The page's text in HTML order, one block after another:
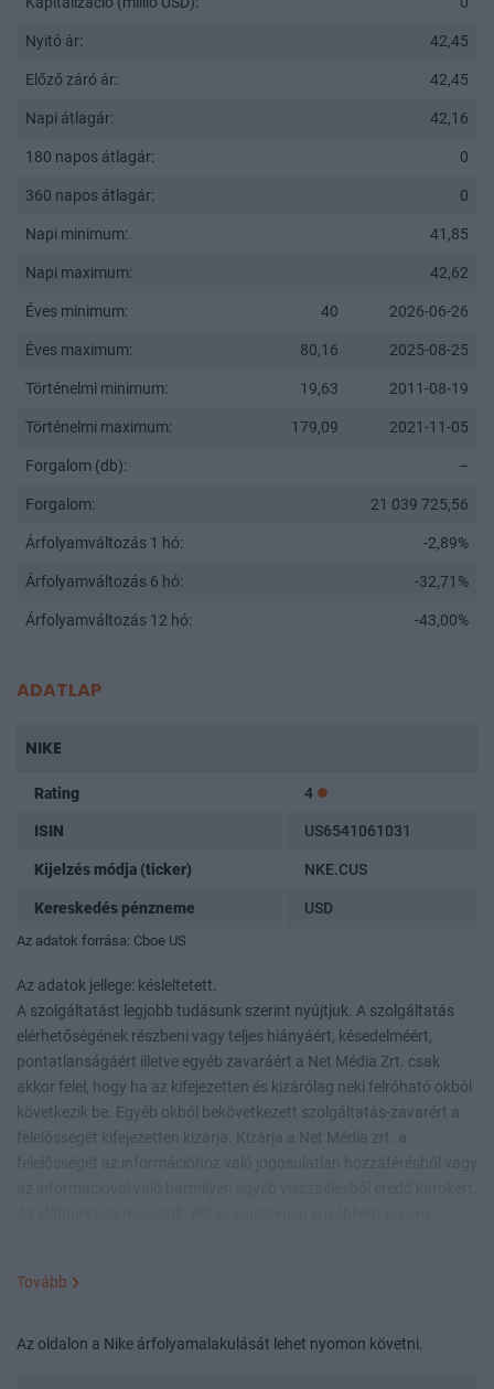
Nyitó ár: 42,45
Előző záró ár: 42,45
Napi átlagár: 42,16
180 napos átlagár: 0
360 napos átlagár: 0
Napi minimum: 41,85
Napi maximum: 42,62
Éves minimum: 40 2026-06-26
Éves maximum: 80,16 2025-08-25
Történelmi minimum: 19,63 2011-08-19
Történelmi maximum: 179,09 2021-11-05
Forgalom (db): –
Forgalom: 21 039 725,56
Árfolyamváltozás 1 hó: -2,89%
Árfolyamváltozás 6 hó: -32,71%
Árfolyamváltozás 12 hó: -43,00%
ADATLAP
NIKE
Rating
4
ISIN
US6541061031
Kijelzés módja (ticker) NKE.CUS
Kereskedés pénzneme USD
Az adatok forrása: Cboe US
Az adatok jellege: késleltetett.
A szolgáltatást legjobb tudásunk szerint nyújtjuk. A szolgáltatás
elérhetőségének részbeni vagy teljes hiányáért, késedelméért,
pontatlanságáért illetve egyéb zavaráért a Net Média Zrt. csak
akkor felel, hogy ha az kifejezetten és kizárólag neki felróható okból
következik be. Egyéb okból bekövetkezett szolgáltatás-zavarért a
felelősségét kifejezetten kizárja. Kizárja a Net Média zrt. a
Tovább
Az oldalon a Nike árfolyamalakulását lehet nyomon követni.